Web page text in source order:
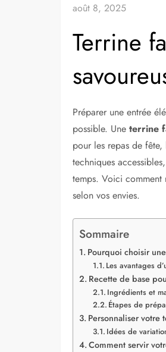
août 8, 2025
Terrine
Préparer une entrée
possible. Une terrine
pour les repas de
techniques
temps. Voici comment
selon vos envies.
Sommaire
Pourquoi choisir
Les avantages
Recette de base
Ingrédients et
Étapes de
Personnaliser votre
Idées de
Comment servir